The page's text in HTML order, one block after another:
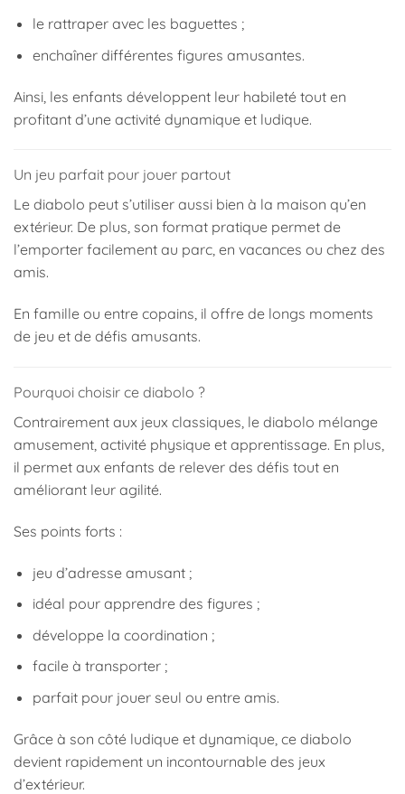
le rattraper avec les baguettes ;
enchaîner différentes figures amusantes.
Ainsi, les enfants développent leur habileté tout en
profitant d’une activité dynamique et ludique.
Un jeu parfait pour jouer partout
Le diabolo peut s’utiliser aussi bien à la maison qu’en
extérieur. De plus, son format pratique permet de
l’emporter facilement au parc, en vacances ou chez des
amis.
En famille ou entre copains, il offre de longs moments
de jeu et de défis amusants.
Pourquoi choisir ce diabolo ?
Contrairement aux jeux classiques, le diabolo mélange
amusement, activité physique et apprentissage. En plus,
il permet aux enfants de relever des défis tout en
améliorant leur agilité.
Ses points forts :
jeu d’adresse amusant ;
idéal pour apprendre des figures ;
développe la coordination ;
facile à transporter ;
parfait pour jouer seul ou entre amis.
Grâce à son côté ludique et dynamique, ce diabolo
devient rapidement un incontournable des jeux
d’extérieur.